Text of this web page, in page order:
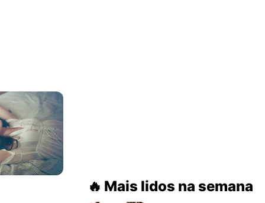
Mais lidos na semana